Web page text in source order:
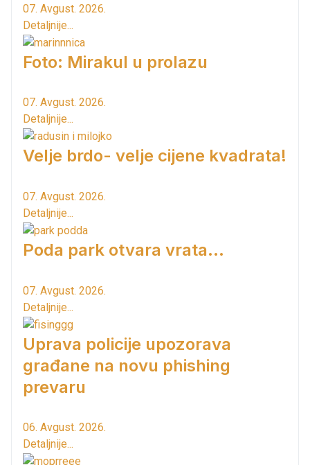
07. Avgust. 2026.
Detaljnije...
Foto: Mirakul u prolazu
07. Avgust. 2026.
Detaljnije...
Velje brdo- velje cijene kvadrata!
07. Avgust. 2026.
Detaljnije...
Poda park otvara vrata...
07. Avgust. 2026.
Detaljnije...
Uprava policije upozorava
građane na novu phishing
prevaru
06. Avgust. 2026.
Detaljnije...